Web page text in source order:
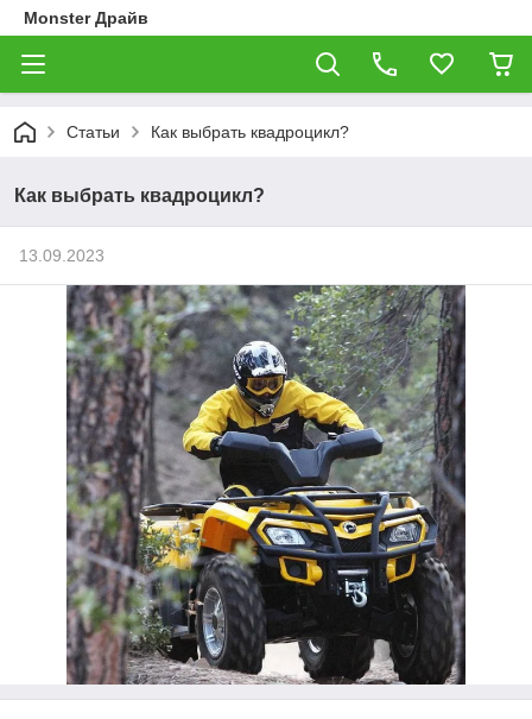
Monster Драйв
Статьи Как выбрать квадроцикл?
Как выбрать квадроцикл?
13.09.2023